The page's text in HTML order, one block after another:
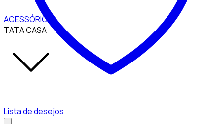
ACESSÓRIOS
TATA CASA
Lista de desejos